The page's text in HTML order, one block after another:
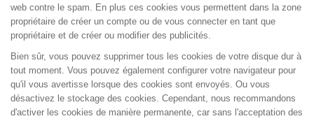
web contre le spam. En plus ces cookies vous permettent dans la zone
propriétaire de créer un compte ou de vous connecter en tant que
propriétaire et de créer ou modifier des publicités.
Bien sûr, vous pouvez supprimer tous les cookies de votre disque dur à
tout moment. Vous pouvez également configurer votre navigateur pour
qu'il vous avertisse lorsque des cookies sont envoyés. Ou vous
désactivez le stockage des cookies. Cependant, nous recommandons
d'activer les cookies de manière permanente, car sans l'acceptation des